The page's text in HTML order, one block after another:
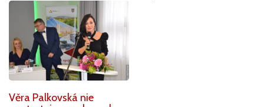
Věra Palkovská nie